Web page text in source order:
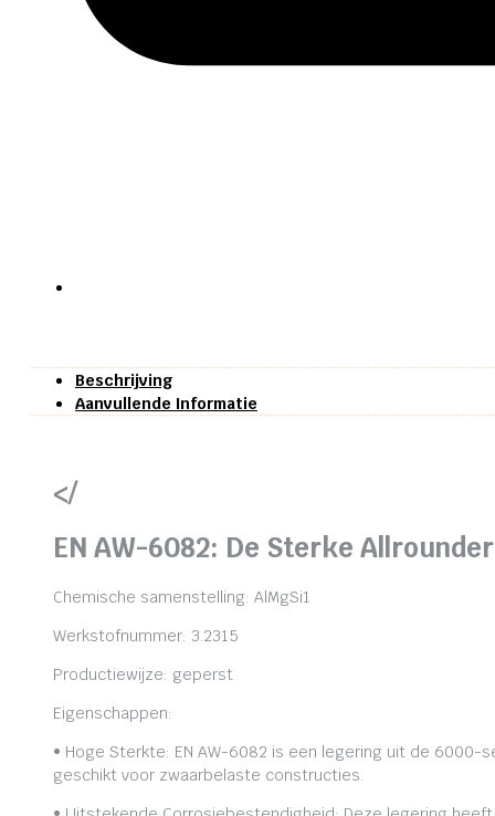
Beschrijving
Aanvullende Informatie
</
EN AW-6082: De Sterke Allrounder
Chemische samenstelling: AlMgSi1
Werkstofnummer: 3.2315
Productiewijze: geperst
Eigenschappen:
• Hoge Sterkte: EN AW-6082 is een legering uit de
geschikt voor zwaarbelaste constructies.